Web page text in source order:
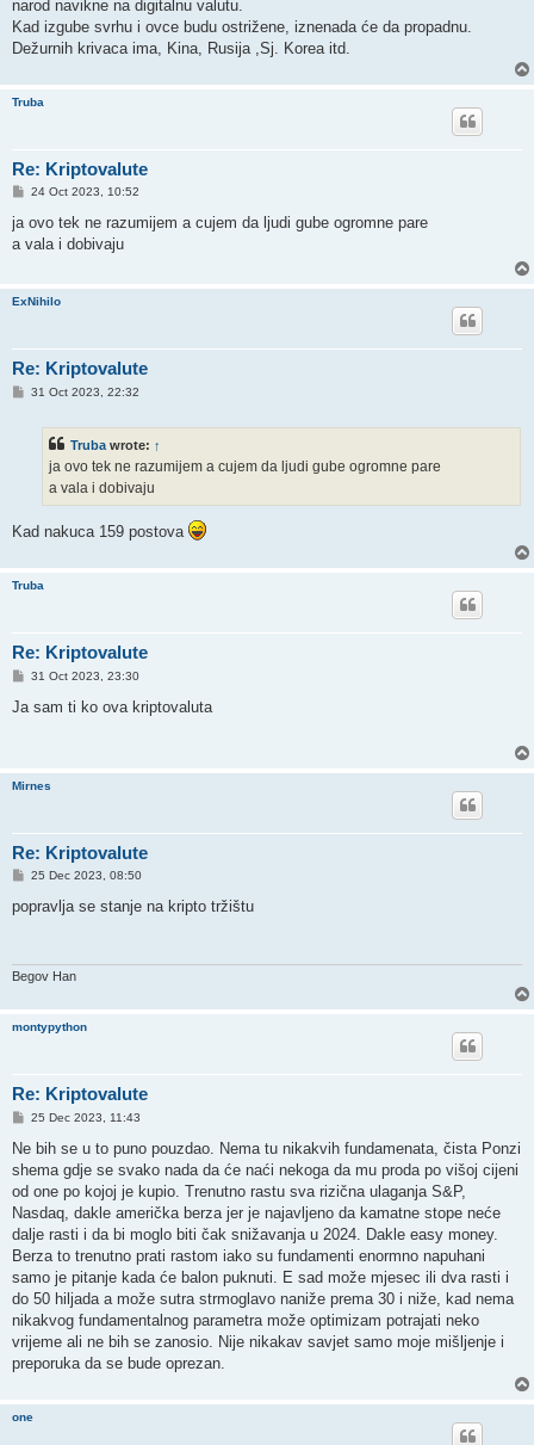
narod navikne na digitalnu valutu.
Kad izgube svrhu i ovce budu ostrižene, iznenada će da propadnu.
Dežurnih krivaca ima, Kina, Rusija ,Sj. Korea itd.
Truba
Re: Kriptovalute
P
s
24 Oct 2023, 10:52
ja ovo tek ne razumijem a cujem da ljudi gube ogromne pare
a vala i dobivaju
ExNihilo
Re: Kriptovalute
P31 Oct 2023, 22:32
Truba wrote: ↑
ja ovo tek ne razumijem a cujem da ljudi gube ogromne pare
a vala i dobivaju
Kad nakuca 159 postova
Truba
Re: Kriptovalute
P
s
31 Oct 2023, 23:30
Ja sam ti ko ova kriptovaluta
Mirnes
Re: Kriptovalute
P
s
t
25 Dec 2023, 08:50
popravlja se stanje na kripto tržištu
Begov Han
montypython
Re: Kriptovalute
P
s
25 Dec 2023, 11:43
Ne bih se u to puno pouzdao. Nema tu nikakvih fundamenata, čista Ponzi
shema gdje se svako nada da će naći nekoga da mu proda po višoj cijeni
od one po kojoj je kupio. Trenutno rastu sva rizična ulaganja S&P,
Nasdaq, dakle američka berza jer je najavljeno da kamatne stope neće
dalje rasti i da bi moglo biti čak snižavanja u 2024. Dakle easy money.
Berza to trenutno prati rastom iako su fundamenti enormno napuhani
samo je pitanje kada će balon puknuti. E sad može mjesec ili dva rasti i
do 50 hiljada a može sutra strmoglavo naniže prema 30 i niže, kad nema
nikakvog fundamentalnog parametra može optimizam potrajati neko
vrijeme ali ne bih se zanosio. Nije nikakav savjet samo moje mišljenje i
preporuka da se bude oprezan.
one